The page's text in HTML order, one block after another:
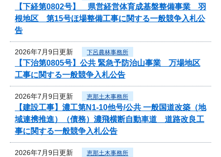
【下経第0802号】 県営経営体育成基盤整備事業 羽
根地区 第15号ほ場整備工事に関する一般競争入札公
告
2026年7月9日更新 下呂農林事務所
【下治第0805号】公共 緊急予防治山事業 万場地区
工事に関する一般競争入札公告
2026年7月9日更新 恵那土木事務所
【建設工事】濃工第N1-10他号/公共 一般国道改築（地
域連携推進）（債務）濃飛横断自動車道 道路改良工
事に関する一般競争入札公告
2026年7月9日更新 恵那土木事務所